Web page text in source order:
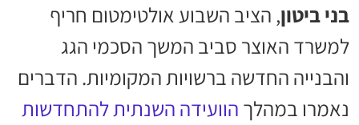
בני ביטון, הציב השבוע אולטימטום חריף
למשרד האוצר סביב המשך הסכמי הגג
והבנייה החדשה ברשויות המקומיות. הדברים
נאמרו במהלך הוועידה השנתית להתחדשות